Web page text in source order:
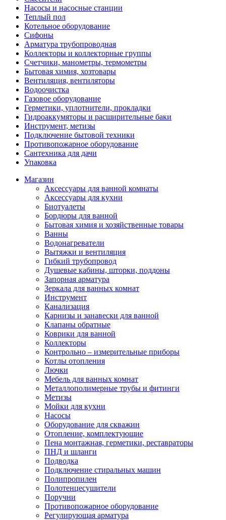
Насосы и насосные станции
Теплый пол
Котельное оборудование
Сифоны
Арматура трубопроводная
Коллекторы и коллекторные группы
Счетчики, манометры, термометры
Бытовая химия, хозтовары
Вентиляция, вентиляторы
Водоочистка
Газовое оборудование
Герметики, уплотнители, прокладки
Гидроаккумяторы и расширительные баки
Инструмент, метизы
Подключение бытовой техники
Противопожарное оборудование
Сантехника для дачи
Упаковка
Магазин
Аксессуары для ванной комнаты
Аксессуары для кухни
Биотуалеты
Бордюры для ванной
Бытовая химия и хозяйственные товары
Ванны
Водонагреватели
Вытяжки и вентиляция
Гибкий трубопровод
Душевые кабины, шторки, поддоны
Запорная арматура
Зеркала для ванных комнат
Инструмент
Канализация
Карнизы и занавески для ванной
Клапаны обратные
Коврики для ванной
Коллекторы
Контрольно – измерительные приборы
Котлы отопления
Лючки
Мебель для ванных комнат
Металлополимерные трубы и фитинги
Метизы
Мойки для кухни
Насосы
Оборудование для скважин
Отопление, комплектующие
Пена монтажная, герметики, реставраторы
ПНД и шланги
Подводка
Подключение стиральных машин
Полипропилен
Полотенцесушители
Поручни
Противопожарное оборудование
Регулирующая арматура